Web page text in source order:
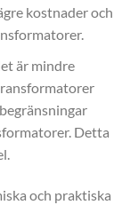
kostnader och
är mindre
Detta
och praktiska